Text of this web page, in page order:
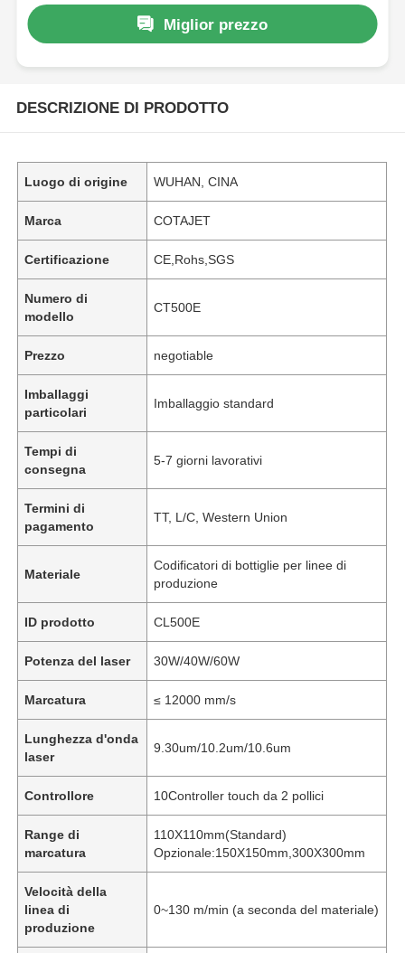
Miglior prezzo
DESCRIZIONE DI PRODOTTO
Luogo di origine WUHAN, CINA
Marca COTAJET
Certificazione CE,Rohs,SGS
Numero di
modello
CT500E
Prezzo negotiable
Imballaggi
particolari
Imballaggio standard
Tempi di
consegna
5-7 giorni lavorativi
Termini di
pagamento
TT, L/C, Western Union
Materiale
Codificatori di bottiglie per linee di
produzione
ID prodotto CL500E
Potenza del laser 30W/40W/60W
Marcatura ≤ 12000 mm/s
Lunghezza d'onda
laser
9.30um/10.2um/10.6um
Controllore 10Controller touch da 2 pollici
Range di
marcatura
110X110mm(Standard)
Opzionale:150X150mm,300X300mm
Velocità della
linea di
produzione
0~130 m/min (a seconda del materiale)